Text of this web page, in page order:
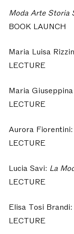
BOOK LAUNCH
Maria Luisa
LECTURE
Maria
LECTURE
Aurora Fiorentini:
LECTURE
Lucia Savi: La Moda Italiana, tra
LECTURE
Elisa Tosi Brandi:
LECTURE